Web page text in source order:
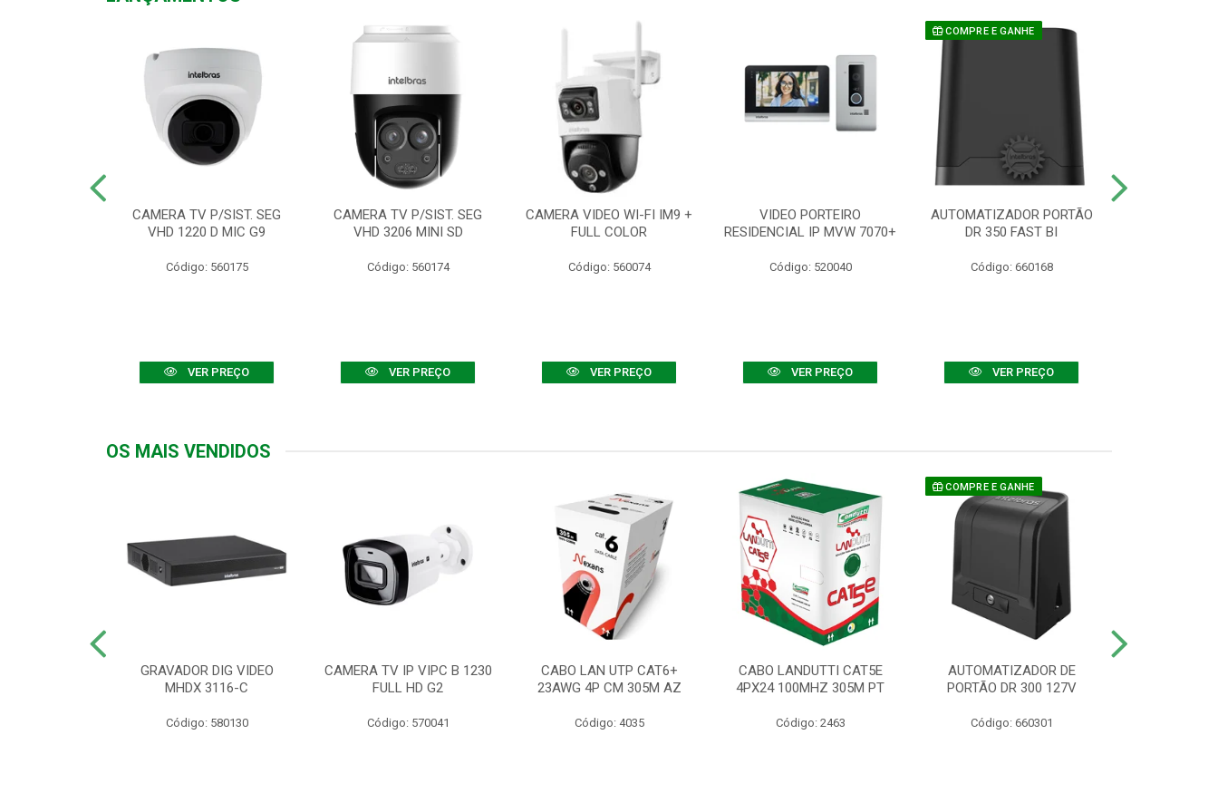
CAMERA TV P/SIST. SEG
VHD 1220 D MIC G9
Código: 560175
VER PREÇO
CAMERA TV P/SIST. SEG
VHD 3206 MINI SD
Código: 560174
VER PREÇO
CAMERA VIDEO WI-FI IM9 +
FULL COLOR
Código: 560074
VER PREÇO
VIDEO PORTEIRO
RESIDENCIAL IP MVW 7070+
Código: 520040
VER PREÇO
COMPRE E GANHE
AUTOMATIZADOR PORTÃO
DR 350 FAST BI
Código: 660168
VER PREÇO
OS MAIS VENDIDOS
GRAVADOR DIG VIDEO
MHDX 3116-C
Código: 580130
CAMERA TV IP VIPC B 1230
FULL HD G2
Código: 570041
CABO LAN UTP CAT6+
23AWG 4P CM 305M AZ
Código: 4035
CABO LANDUTTI CAT5E
4PX24 100MHZ 305M PT
Código: 2463
COMPRE E GANHE
AUTOMATIZADOR DE
PORTÃO DR 300 127V
Código: 660301